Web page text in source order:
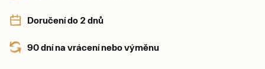
Doručení do 2 dnů
90 dní na vrácení nebo výměnu